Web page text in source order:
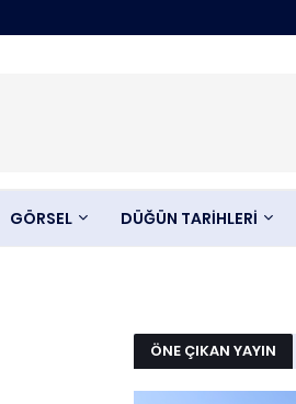
GÖRSEL DÜĞÜN TARİHLERİ
ÖNE ÇIKAN YAYIN